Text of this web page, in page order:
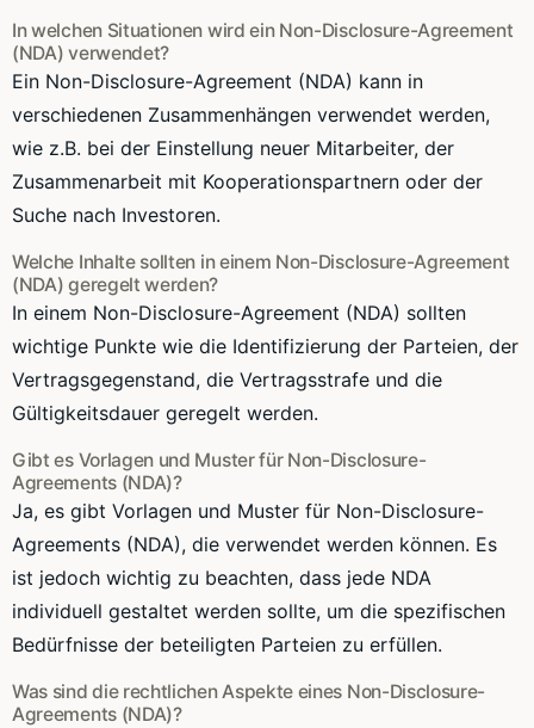
In welchen Situationen wird ein Non-Disclosure-Agreement
(NDA) verwendet?
Ein Non-Disclosure-Agreement (NDA) kann in
verschiedenen Zusammenhängen verwendet werden,
wie z.B. bei der Einstellung neuer Mitarbeiter, der
Zusammenarbeit mit Kooperationspartnern oder der
Suche nach Investoren.
Welche Inhalte sollten in einem Non-Disclosure-Agreement
(NDA) geregelt werden?
In einem Non-Disclosure-Agreement (NDA) sollten
wichtige Punkte wie die Identifizierung der Parteien, der
Vertragsgegenstand, die Vertragsstrafe und die
Gültigkeitsdauer geregelt werden.
Gibt es Vorlagen und Muster für Non-Disclosure-
Agreements (NDA)?
Ja, es gibt Vorlagen und Muster für Non-Disclosure-
Agreements (NDA), die verwendet werden können. Es
ist jedoch wichtig zu beachten, dass jede NDA
individuell gestaltet werden sollte, um die spezifischen
Bedürfnisse der beteiligten Parteien zu erfüllen.
Was sind die rechtlichen Aspekte eines Non-Disclosure-
Agreements (NDA)?